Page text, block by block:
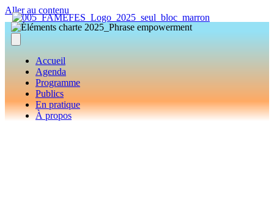
Aller au contenu
Accueil
Agenda
Programme
Publics
En pratique
À propos